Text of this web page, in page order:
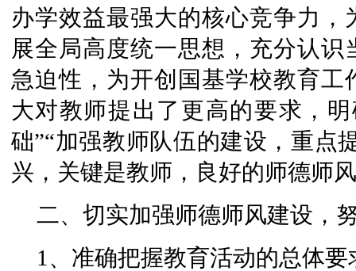
办学效益最强大的核心竞争力
展全局高度统一思想，充分认
急迫性，为开创国基学校教育
大对教师提出了更高的要求，
础”“加强教师队伍的建设，重点
兴，关键是教师，良好的师德师
二、切实加强师德师风建设，
1、准确把握教育活动的总体要